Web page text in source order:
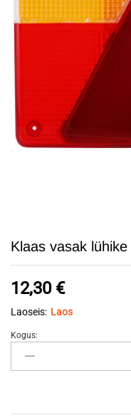
Klaas vasak lühike
12,30 €
Laoseis: Laos
Klaas
vasak
Kogus: